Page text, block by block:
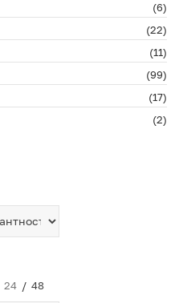
(6)
(22)
(11)
(99)
(17)
(2)
24 / 48